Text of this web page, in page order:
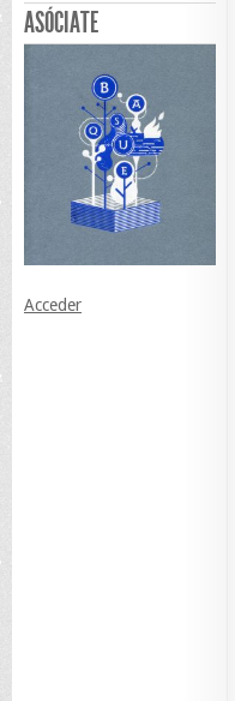
ASÓCIATE
Acceder